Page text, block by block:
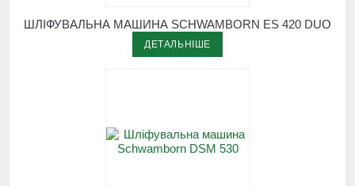
ШЛІФУВАЛЬНА МАШИНА SCHWAMBORN ES 420 DUO
ДЕТАЛЬНІШЕ